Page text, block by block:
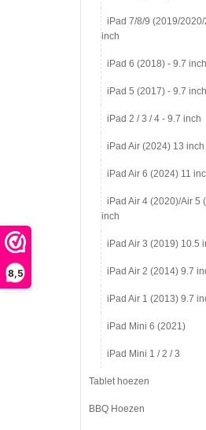
8,5
iPad 7/8/9 (2019/
inch
iPad 6 (2018) - 9.7 inch
iPad 5 (2017) - 9.7 inch
iPad 2 / 3 / 4 - 9.7 inch
iPad Air (2024) 13 inch
iPad Air 6 (2024) 11
iPad Air 4 (2020)/Air 5
inch
iPad Air 3 (2019) 10.5
iPad Air 2 (2014) 9.7
iPad Air 1 (2013) 9.7
iPad Mini 6 (2021)
iPad Mini 1 / 2 / 3
Tablet hoezen
BBQ Hoezen